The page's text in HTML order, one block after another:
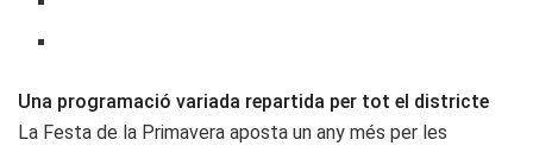
Una programació variada repartida per tot el districte
La Festa de la Primavera aposta un any més per les